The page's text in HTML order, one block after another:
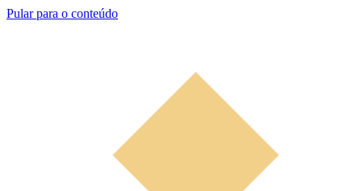
Pular para o conteúdo